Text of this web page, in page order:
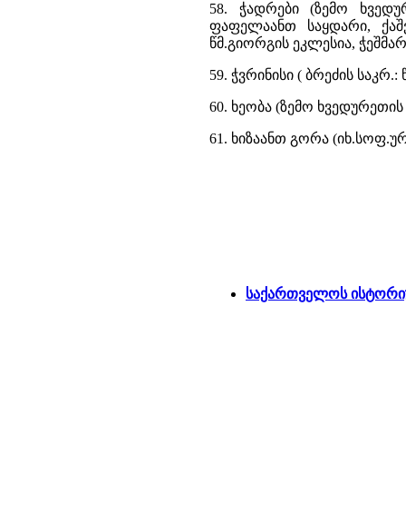
58. ჭადრები (ზემო
ფაფელაანთ საყდარი,
წმ.გიორგის ეკლესია,
59. ჭვრინისი ( ბრეძის
60. ხეობა (ზემო
61. ხიზაანთ გორა
საქართველოს